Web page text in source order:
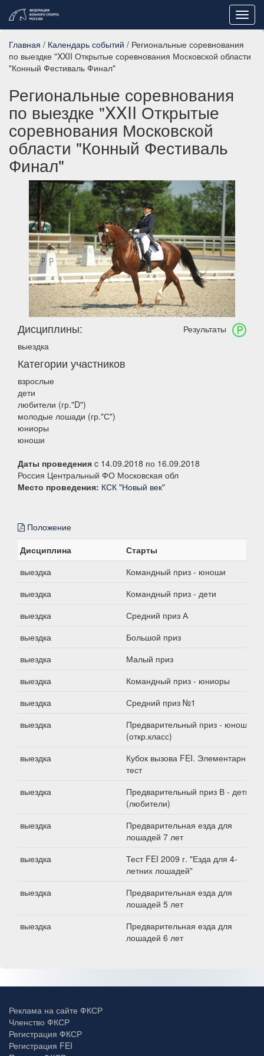
Главная / Календарь событий / Региональные соревнования
по выездке "XXII Открытые соревнования Московской области
"Конный Фестиваль Финал"
Региональные соревнования
по выездке "XXII Открытые
соревнования Московской
области "Конный Фестиваль
Финал"
Результаты
Дисциплины:
выездка
Категории участников
взрослые
дети
любители (гр."D")
молодые лошади (гр."С")
юниоры
юноши
Даты проведения c 14.09.2018 по 16.09.2018
Россия Центральный ФО Московская обл
Место проведения: КСК "Новый век"
Положение
Дисциплина
Старты
выездка
Командный приз - юноши
выездка
Командный приз - дети
выездка
Средний приз А
выездка
Большой приз
выездка
Малый приз
выездка
Командный приз - юниоры
выездка
Средний приз №1
выездка
Предварительный приз - юноши
(откр.класс)
выездка
Кубок вызова FEI. Элементарный
тест
выездка
Предварительный приз В - дети
(любители)
выездка
Предварительная езда для
лошадей 7 лет
выездка
Тест FEI 2009 г. "Езда для 4-
летних лошадей"
выездка
Предварительная езда для
лошадей 5 лет
выездка
Предварительная езда для
лошадей 6 лет
Реклама на сайте ФКСР
Членство ФКСР
Регистрация ФКСР
Регистрация FEI